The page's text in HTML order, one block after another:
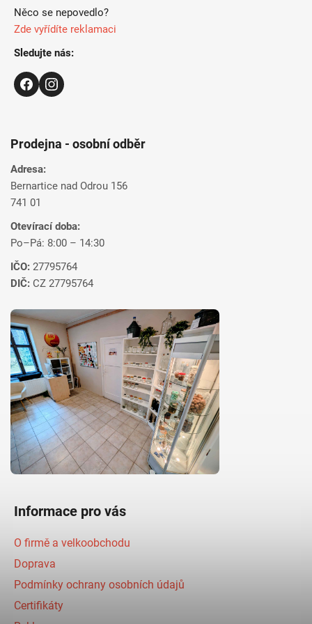
Něco se nepovedlo?
Zde vyřídíte reklamaci
Sledujte nás:
Prodejna - osobní odběr
Adresa:
Bernartice nad Odrou 156
741 01
Otevírací doba:
Po–Pá: 8:00 – 14:30
IČO: 27795764
DIČ: CZ 27795764
Informace pro vás
O firmě a velkoobchodu
Doprava
Podmínky ochrany osobních údajů
Certifikáty